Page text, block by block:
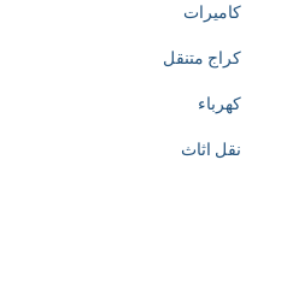
كاميرات
كراج متنقل
كهرباء
نقل اثاث